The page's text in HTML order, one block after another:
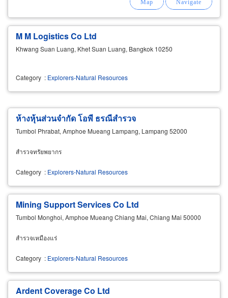
M M Logistics Co Ltd
Khwang Suan Luang, Khet Suan Luang, Bangkok 10250
Category : Explorers-Natural Resources
ห้างหุ้นส่วนจำกัด โอพี ธรณีสำรวจ
Tumbol Phrabat, Amphoe Mueang Lampang, Lampang 52000
สำรวจทรัยพยากร
Category : Explorers-Natural Resources
Mining Support Services Co Ltd
Tumbol Monghoi, Amphoe Mueang Chiang Mai, Chiang Mai 50000
สำรวจเหมืองแร่
Category : Explorers-Natural Resources
Ardent Coverage Co Ltd